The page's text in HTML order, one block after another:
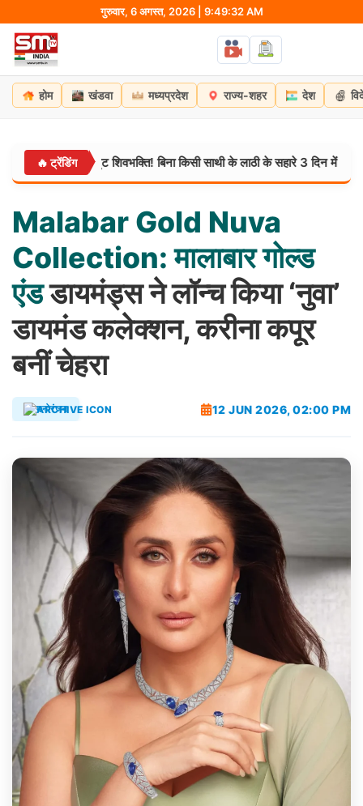
content
गुरुवार, 6 अगस्त, 2026 | 9:49:33 AM
होम खंडवा मध्यप्रदेश राज्य-शहर देश
🔥 ट्रेंडिंग
की अटूट शिवभक्ति! बिना किसी साथी के लाठी के सहारे 3 दिन में तय किया
Malabar Gold Nuva
Collection: मालाबारगोल्ड
एंडडायमंड्स ने लॉन्च किया ‘नुवा’
डायमंड कलेक्शन, करीना कपूर
बनीं चेहरा
मनोरंजन 12 JUN 2026, 02:00 PM